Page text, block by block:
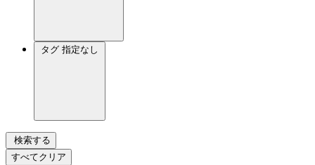
タグ 指定なし
検索する
すべてクリア